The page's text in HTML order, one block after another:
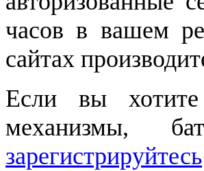
часов в вашем
сайтах
Если вы хотите
механизмы,
зарегистрируйтесь